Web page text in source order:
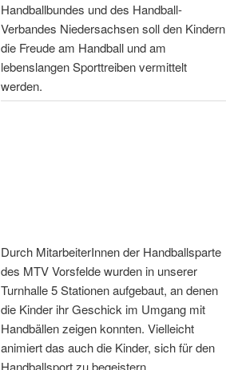
Handballbundes und des Handball-
Verbandes Niedersachsen soll den Kindern
die Freude am Handball und am
lebenslangen Sporttreiben vermittelt
werden.
Durch MitarbeiterInnen der Handballsparte
des MTV Vorsfelde wurden in unserer
Turnhalle 5 Stationen aufgebaut, an denen
die Kinder ihr Geschick im Umgang mit
Handbällen zeigen konnten. Vielleicht
animiert das auch die Kinder, sich für den
Handballsport zu begeistern.